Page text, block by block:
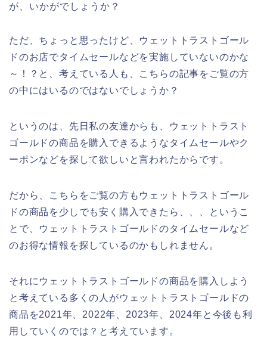
が、いかがでしょうか？
ただ、ちょっと思ったけど、ウェットトラストゴール
ドのお店でタイムセールなどを実施していないのかな
～！？と、考えている人も、こちらの記事をご覧の方
の中にはいるのではないでしょうか？
というのは、先日私の友達からも、ウェットトラスト
ゴールドの商品を購入できるようなタイムセールやク
ーポンなどを探して欲しいと言われたからです。
だから、こちらをご覧の方もウェットトラストゴール
ドの商品を少しでも安く購入できたら、、、というこ
とで、ウェットトラストゴールドのタイムセールなど
のお得な情報を探しているのかもしれません。
それにウェットトラストゴールドの商品を購入しよう
と考えている多くの人がウェットトラストゴールドの
商品を2021年、2022年、2023年、2024年と今後も利
用していくのでは？と考えています。